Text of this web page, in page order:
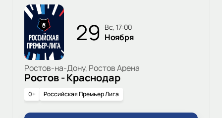
29 вс, 17:00
Ноября
Ростов-на-Дону, Ростов Арена
Ростов - Краснодар
0+ Российская Премьер Лига